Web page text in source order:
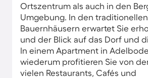
Ortszentrum als auch in den
Umgebung. In den traditionellen
Bauernhäusern erwartet Sie
und der Blick auf das Dorf und
In einem Apartment in
wiederum profitieren Sie von
vielen Restaurants, Cafés und